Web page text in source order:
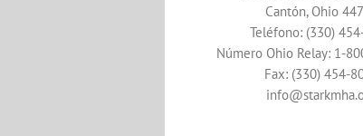
Cantón, Ohio
Teléfono: (330)
Número Ohio Relay: 1-
Fax: (330) 454-